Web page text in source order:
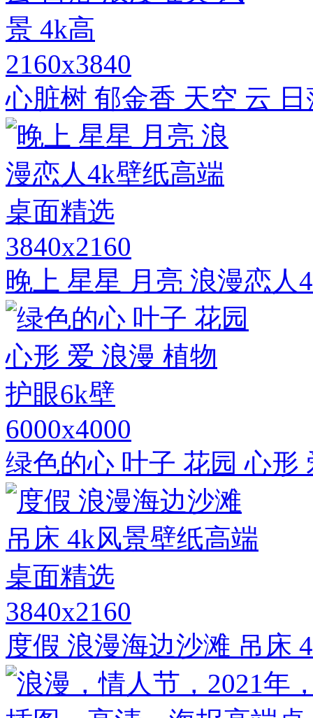
2160x3840
心脏树 郁金香 天空 云
3840x2160
晚上 星星 月亮 浪漫恋人
6000x4000
绿色的心 叶子 花园 心形
3840x2160
度假 浪漫海边沙滩 吊床